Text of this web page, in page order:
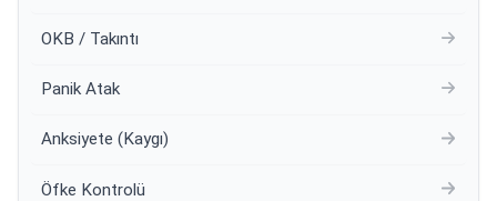
OKB / Takıntı
Panik Atak
Anksiyete (Kaygı)
Öfke Kontrolü